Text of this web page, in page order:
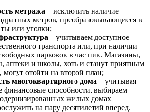
метража – исключить наличие
метров, преобразовывающиеся в
или уголки;
– учитываем доступное
транспорта или, при наличии
парковок в час пик. Магазины,
аптеки и школы, хоть и станут приятным
могут отойти на второй план;
многоквартирного дома – учитывая
финансовые способности, выбираем
жилых домах,
на пару десятилетий вперед.